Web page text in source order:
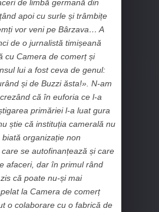
de limbă germană din
apoi cu surle și trâmbițe
vor veni pe Bârzava… A
de o jurnalistă timișeană
cu Camera de comerț și
lui a fost ceva de genul:
și de Buzzi ăsta!». N-am
că în euforia ce l-a
primăriei l-a luat gura
știe că instituția camerală nu
organizație non
se autofinanțează și care
afaceri, dar în primul rând
că poate nu-și mai
la Camera de comerț
o colaborare cu o fabrică de